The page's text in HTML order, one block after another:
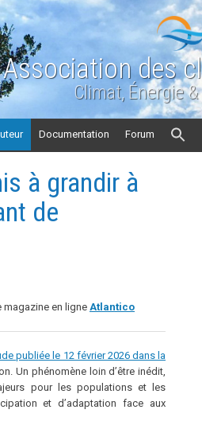
Association des
Climat, Énergie
Documentation Forum
à grandir à
de
magazine en ligne Atlantico
publiée le 12 février 2026 dans la
Un phénomène loin dʼêtre inédit,
pour les populations et les
et dʼadaptation face aux